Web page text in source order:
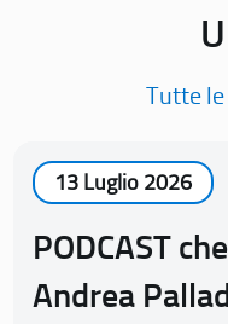
Tutte le
13 Luglio 2026
PODCAST
Andrea